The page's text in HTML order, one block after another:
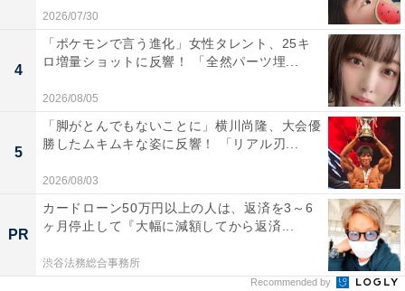
2026/07/30
4
「ポケモンで言う進化」女性タレント、25キ
ロ増量ショットに反響！ 「全然パーツ埋...
2026/08/05
5
「脚がとんでもないことに」横川尚隆、大会優
勝したムキムキな姿に反響！ 「リアル刃...
2026/08/03
PR
カードローン50万円以上の人は、返済を3～6
ヶ月停止して『大幅に減額してから返済...
渋谷法務総合事務所
Recommended by